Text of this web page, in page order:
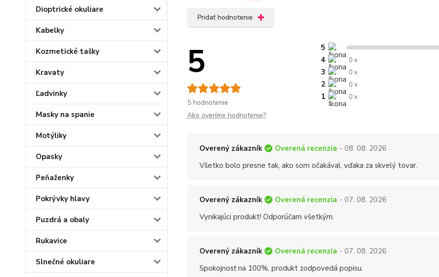
Dioptrické okuliare
Kabelky
Kozmetické tašky
Kravaty
Ľadvinky
Masky na spanie
Motýliky
Opasky
Peňaženky
Pokrývky hlavy
Puzdrá a obaly
Rukavice
Slnečné okuliare
Pridať hodnotenie
5
5 hodnotenie
5
4
0 x
3 0 x
2 0 x
1 0 x
Ako overíme hodnotenie?
Overený zákazník Overená recenzia - 08. 08. 2026
Všetko bolo presne tak, ako som očakával, vďaka za skvelý tovar.
Overený zákazník Overená recenzia - 07. 08. 2026
Vynikajúci produkt! Odporúčam všetkým.
Overený zákazník Overená recenzia - 07. 08. 2026
Spokojnosť na 100%, produkt zodpovedá popisu.